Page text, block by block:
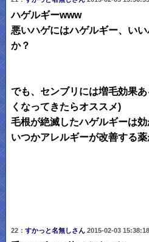
ハゲルギーwww
悪いハゲにはハゲルギー、い
か？
でも、センブリには増毛効果
くなってきたらオススメ)
毛根が絶滅したハゲルギーは
いつかアレルギーが改善する
22： すかっと名無しさん 2015-02-03